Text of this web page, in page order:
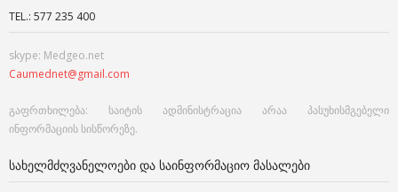
TEL.: 577 235 400
skype: Medgeo.net
Caumednet@gmail.com
გაფრთხილება: საიტის ადმინისტრაცია არაა პასუხისმგებელი
ინფორმაციის სისწორეზე.
ᲡᲐᲮᲔᲚᲛᲫᲦᲕᲐᲜᲔᲚᲝᲔᲑᲘ ᲓᲐ ᲡᲐᲘᲜᲤᲝᲠᲛᲐᲪᲘᲝ ᲛᲐᲡᲐᲚᲔᲑᲘ